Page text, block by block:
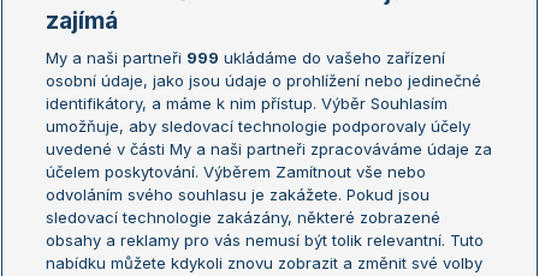
Žebříčky
Žebříček ATP (muži)
Žebříček WTA (ženy)
Sázkařský žebříček
Australian Open
French Open
Wimbledon
US Open
Turnaj mistrů
Turnaj mistryň
Aktualní trendy
zajímá
My a naši partneři 999 ukládáme do vašeho zařízení
osobní údaje, jako jsou údaje o prohlížení nebo jedinečné
identifikátory, a máme k nim přístup. Výběr Souhlasím
umožňuje, aby sledovací technologie podporovaly účely
uvedené v části My a naši partneři zpracováváme údaje za
účelem poskytování. Výběrem Zamítnout vše nebo
odvoláním svého souhlasu je zakážete. Pokud jsou
sledovací technologie zakázány, některé zobrazené
obsahy a reklamy pro vás nemusí být tolik relevantní. Tuto
nabídku můžete kdykoli znovu zobrazit a změnit své volby